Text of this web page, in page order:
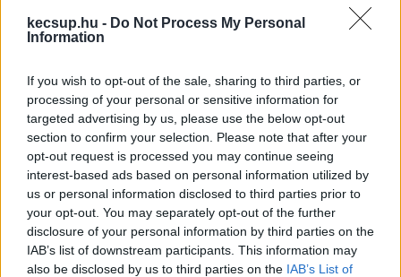
kecsup.hu - Do Not Process My Personal
Information
If you wish to opt-out of the sale, sharing to third parties, or
processing of your personal or sensitive information for
targeted advertising by us, please use the below opt-out
section to confirm your selection. Please note that after your
opt-out request is processed you may continue seeing
interest-based ads based on personal information utilized by
us or personal information disclosed to third parties prior to
your opt-out. You may separately opt-out of the further
disclosure of your personal information by third parties on the
IAB’s list of downstream participants. This information may
also be disclosed by us to third parties on the IAB’s List of
támogatással Magyarországon a kormány az
terheléssel jár, és senki nem tudja, valójában
hosszú távon mennyire fenntartható, és milyen
következményekkel jár.
Az állásfoglalást tegnap hoztak nyilvánosságra,
és az MTA elküldte a kormánynak is. A szakértők
egy nyolc pontból álló javaslatcsomagot
állítottak össze, amiben részletesen leírták, hogy